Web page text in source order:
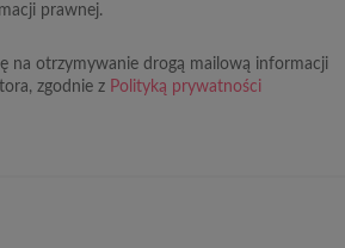
prawnej.
na otrzymywanie drogą mailową informacji
zgodnie z Polityką prywatności